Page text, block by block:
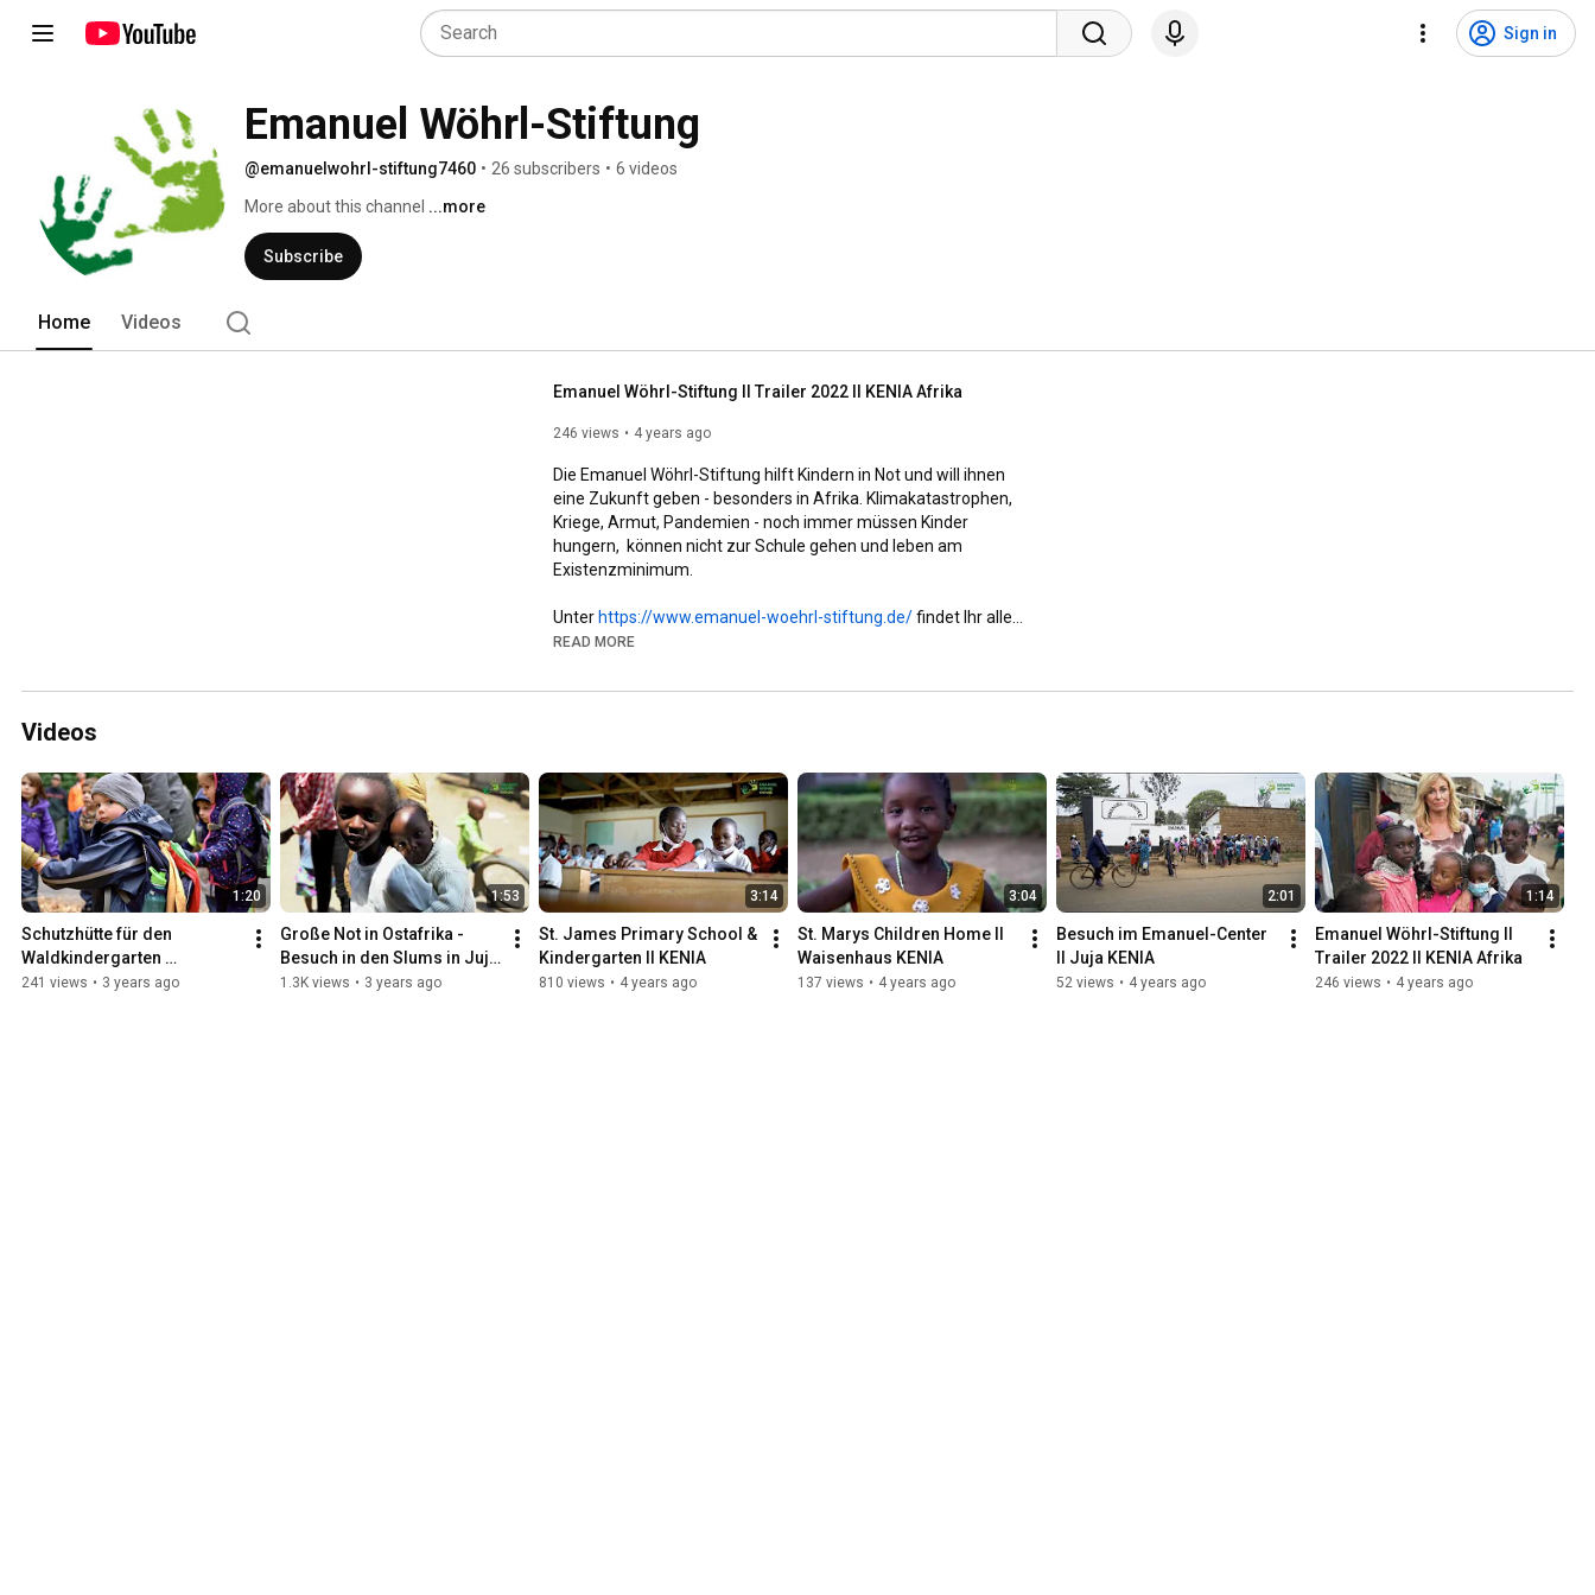
Sign in
Emanuel Wöhrl-Stiftung
@emanuelwohrl-stiftung7460 • 26 subscribers • 6 videos
More about this channel ...more
Subscribe
Home Videos
Emanuel Wöhrl-Stiftung II Trailer 2022 II KENIA Afrika
246 views 4 years ago
Die Emanuel Wöhrl-Stiftung hilft Kindern in Not und will ihnen
eine Zukunft geben - besonders in Afrika. Klimakatastrophen,
Kriege, Armut, Pandemien - noch immer müssen Kinder
hungern,  können nicht zur Schule gehen und leben am
Existenzminimum.
https://www.emanuel-woehrl-stiftung.de/ findet Ihr alles
über unsere Stiftungsarbeit und unsere geförderten Projekte.
nach dem Tod ihres Sohnes Emanuel die Stiftung gegründet
READ MORE
Videos
1:20
Schutzhütte für den
Waldkindergarten
Zwergenmoos e. V.
241 views • 3 years ago
1:53
Große Not in Ostafrika -
Besuch in den Slums in Juja
II KENIA
1.3K views • 3 years ago
3:14
St. James Primary School &
Kindergarten II KENIA
810 views • 4 years ago
3:04
St. Marys Children Home II
Waisenhaus KENIA
137 views • 4 years ago
2:01
Besuch im Emanuel-Center
II Juja KENIA
52 views • 4 years ago
1:14
Emanuel Wöhrl-Stiftung II
Trailer 2022 II KENIA Afrika
246 views • 4 years ago